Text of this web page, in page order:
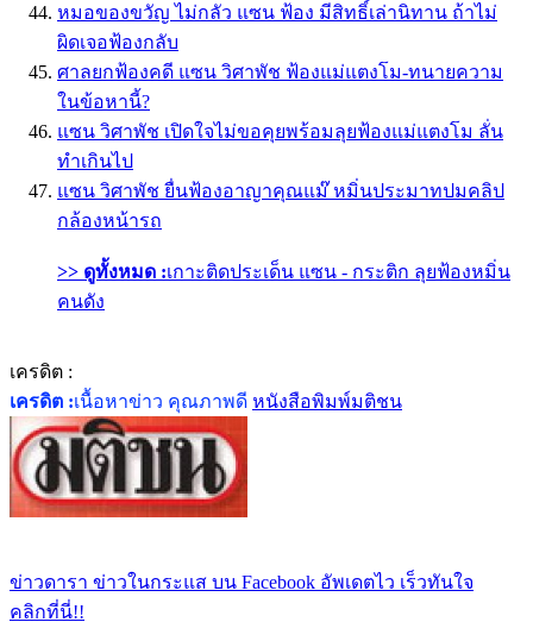
หมอของขวัญ ไม่กลัว แซน ฟ้อง มีสิทธิ์เล่านิทาน ถ้าไม่
ผิดเจอฟ้องกลับ
ศาลยกฟ้องคดี แซน วิศาพัช ฟ้องแม่แตงโม-ทนายความ
ในข้อหานี้?
แซน วิศาพัช เปิดใจไม่ขอคุยพร้อมลุยฟ้องแม่แตงโม ลั่น
ทำเกินไป
แซน วิศาพัช ยื่นฟ้องอาญาคุณแม๊ หมิ่นประมาทปมคลิป
กล้องหน้ารถ
>> ดูทั้งหมด :เกาะติดประเด็น แซน - กระติก ลุยฟ้องหมิ่น
คนดัง
เครดิต :
เครดิต :เนื้อหาข่าว คุณภาพดี หนังสือพิมพ์มติชน
ข่าวดารา ข่าวในกระแส บน Facebook อัพเดตไว เร็วทันใจ
คลิกที่นี่!!